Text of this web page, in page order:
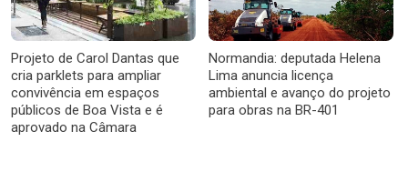
Projeto de Carol Dantas que
cria parklets para ampliar
convivência em espaços
públicos de Boa Vista e é
aprovado na Câmara
Normandia: deputada Helena
Lima anuncia licença
ambiental e avanço do projeto
para obras na BR-401